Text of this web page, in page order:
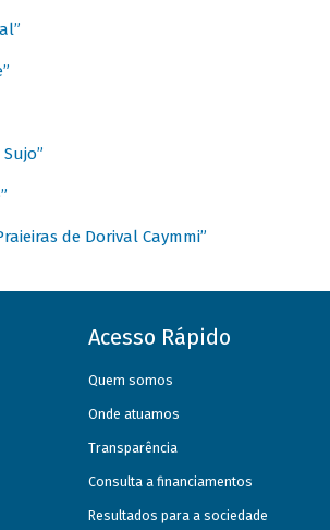
de Dorival Caymmi”
Acesso Rápido
Quem somos
Onde atuamos
Transparência
Consulta a financiamentos
Resultados para a sociedade